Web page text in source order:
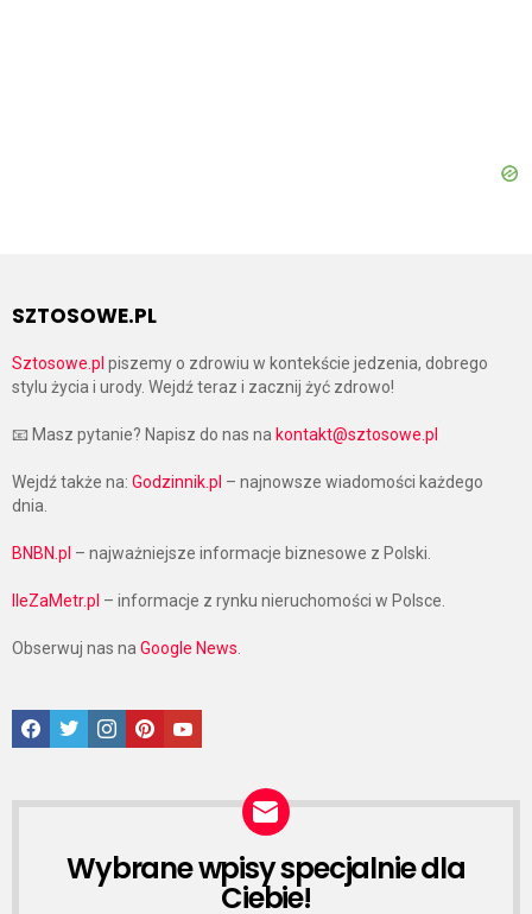
SZTOSOWE.PL
Sztosowe.pl piszemy o zdrowiu w kontekście jedzenia, dobrego
stylu życia i urody. Wejdź teraz i zacznij żyć zdrowo!
📧 Masz pytanie? Napisz do nas na kontakt@sztosowe.pl
Wejdź także na: Godzinnik.pl – najnowsze wiadomości każdego
dnia.
BNBN.pl – najważniejsze informacje biznesowe z Polski.
IleZaMetr.pl – informacje z rynku nieruchomości w Polsce.
Obserwuj nas na Google News
Facebook
TwitterInstagramPinterestGoogle News
NEWSLETTER
Wybrane wpisy specjalnie dla
Ciebie!